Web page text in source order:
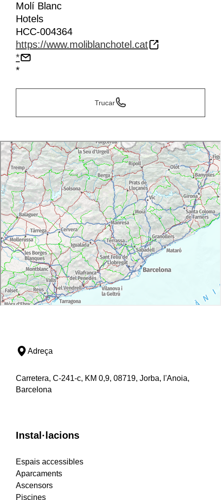
Molí Blanc
Hotels
HCC-004364
https://www.moliblanchotel.cat
*
*
Trucar
Adreça
Carretera, C-241-c, KM 0,9, 08719, Jorba, l'Anoia,
Barcelona
Instal·lacions
Espais accessibles
Aparcaments
Ascensors
Piscines